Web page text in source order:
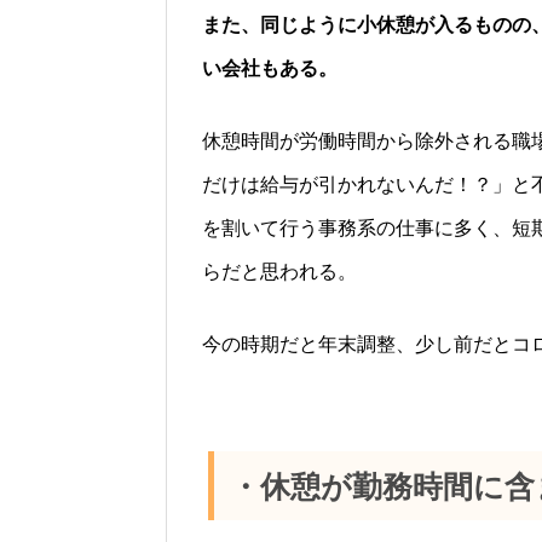
また、同じように小休憩が入るもの
い会社もある。
休憩時間が労働時間から除外される
だけは給与が引かれないんだ！？」
を割いて行う事務系の仕事に多く、
らだと思われる。
今の時期だと年末調整、少し前だと
・休憩が勤務時間に